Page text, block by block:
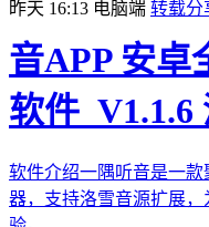
昨天 16:13 电脑端 转载分
音APP 安卓
软件_V1.1.6
软件介绍一隅听音是一
器，支持洛雪音源扩展